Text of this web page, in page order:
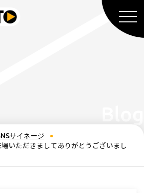
サイネージ
いただきましてありがとうございまし